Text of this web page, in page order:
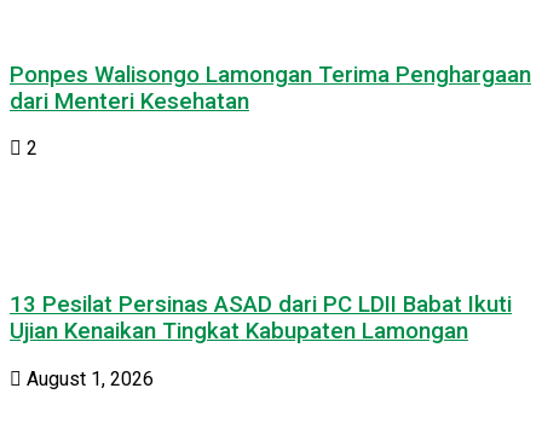
Ponpes Walisongo Lamongan Terima Penghargaan
dari Menteri Kesehatan
2
13 Pesilat Persinas ASAD dari PC LDII Babat Ikuti
Ujian Kenaikan Tingkat Kabupaten Lamongan
August 1, 2026